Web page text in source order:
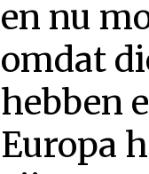
en nu
omdat
hebben
Europa